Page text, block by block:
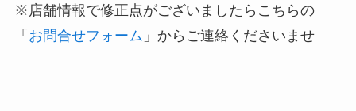
※店舗情報で修正点がございましたらこちらの
「 お問合せフォーム 」からご連絡くださいませ